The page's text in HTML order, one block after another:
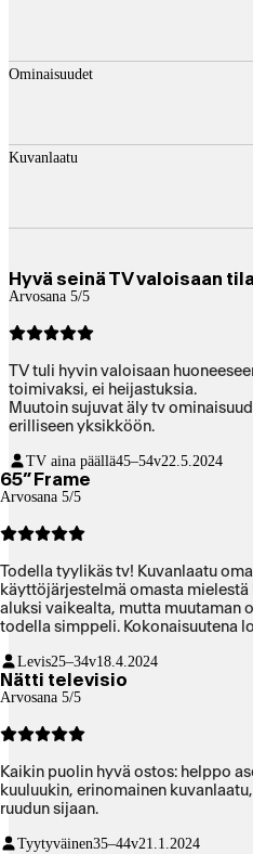
Ominaisuudet
Kuvanlaatu
Hyvä seinä TV valoisaan
Arvosana 5/5
TV tuli hyvin valoisaan
toimivaksi, ei heijastuksia.
Muutoin sujuvat äly tv
erilliseen yksikköön.
TV aina päällä45–54v22.5.2024
65” Frame
Arvosana 5/5
Todella tyylikäs tv! Kuvanlaatu
käyttöjärjestelmä omasta mielestä
aluksi vaikealta, mutta muutaman
todella simppeli. Kokonaisuutena
Levis25–34v18.4.2024
Nätti televisio
Arvosana 5/5
Kaikin puolin hyvä ostos: helppo
kuuluukin, erinomainen
ruudun sijaan.
Tyytyväinen35–44v21.1.2024